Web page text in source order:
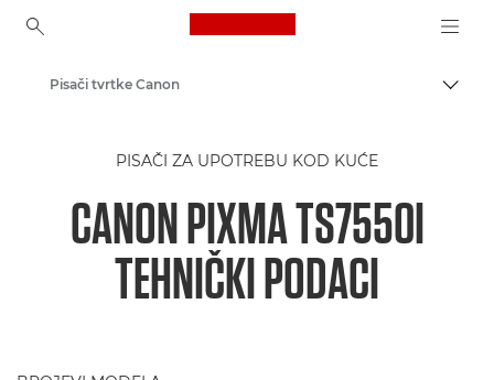
Canon Logo, back to
Pisači tvrtke Canon
PISAČI ZA UPOTREBU KOD KUĆE
CANON PIXMA TS7550I
TEHNIČKI PODACI